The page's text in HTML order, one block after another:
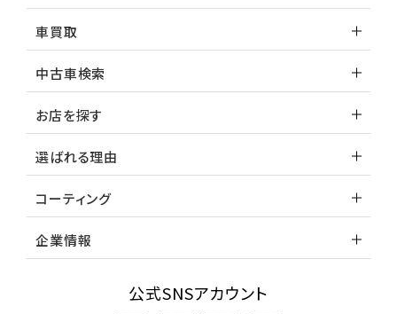
車買取
中古車検索
お店を探す
選ばれる理由
コーティング
企業情報
公式SNSアカウント